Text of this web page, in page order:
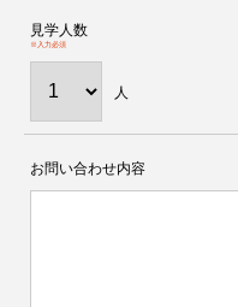
見学人数
※入力必須
人
お問い合わせ内容